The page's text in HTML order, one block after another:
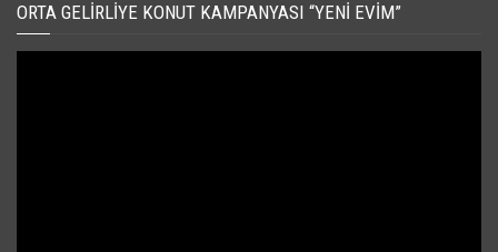
ORTA GELIRLIYE KONUT KAMPANYASI “YENI EVIM”